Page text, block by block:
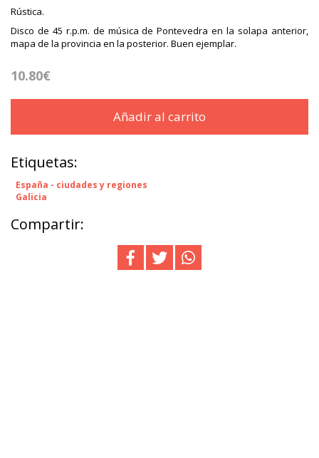
Rústica.
Disco de 45 r.p.m. de música de Pontevedra en la solapa anterior,
mapa de la provincia en la posterior. Buen ejemplar.
10.80€
Añadir al carrito
Etiquetas:
España - ciudades y regiones
Galicia
Compartir: